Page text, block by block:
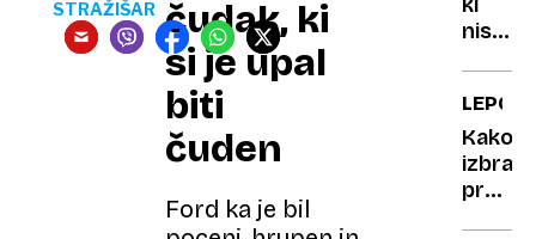
čudak, ki
si je upal
biti
čuden
Ford ka je bil
STRAŽIŠAR
babica
niso
LEPOTA
Kako
izbrati
pravo